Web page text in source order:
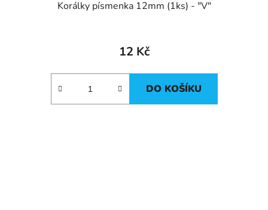
Korálky písmenka 12mm (1ks) - "V"
12 Kč
DO KOŠÍKU